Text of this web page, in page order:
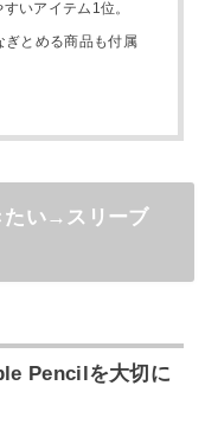
いアイテム1位。
ぎとめる商品も付属
たい→スリーブ
Pencilを大切に